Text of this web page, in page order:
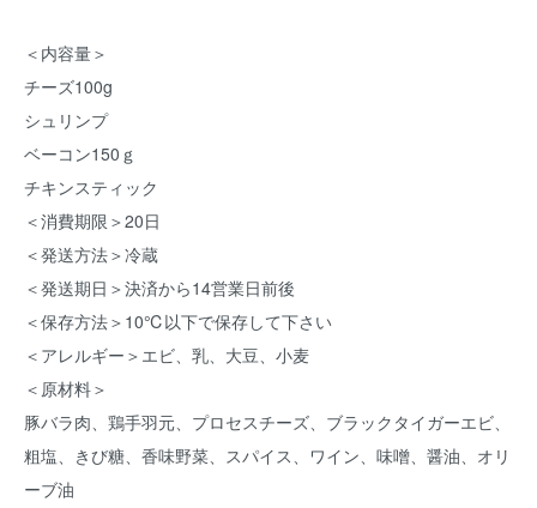
＜内容量＞
チーズ100g
シュリンプ
ベーコン150ｇ
チキンスティック
＜消費期限＞20日
＜発送方法＞冷蔵
＜発送期日＞決済から14営業日前後
＜保存方法＞10℃以下で保存して下さい
＜アレルギー＞エビ、乳、大豆、小麦
＜原材料＞
豚バラ肉、鶏手羽元、プロセスチーズ、ブラックタイガーエビ、
粗塩、きび糖、香味野菜、スパイス、ワイン、味噌、醤油、オリ
ーブ油